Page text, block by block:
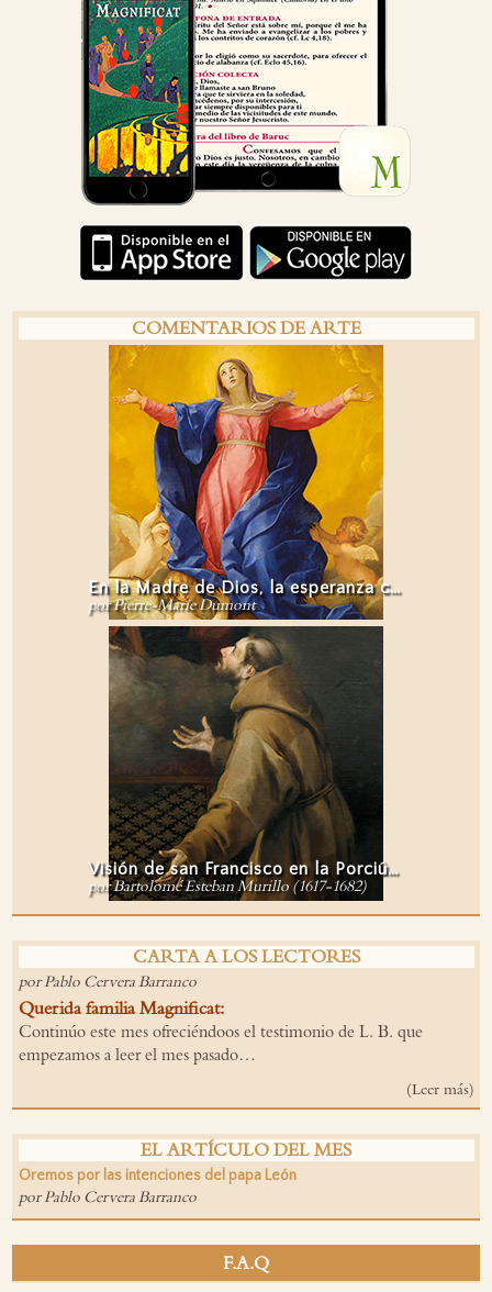
COMENTARIOS DE ARTE
En la Madre de Dios, la esperanza cristiana encuentra su mayor testimonio
por Pierre-Marie Dumont
Visión de san Francisco en la Porciúncula
por Bartolomé Esteban Murillo (1617-1682)
CARTA A LOS LECTORES
por Pablo Cervera Barranco
Querida familiaMagnificat:
Continúo este mes ofreciéndoos el testimonio de L. B. que
empezamos a leer el mes pasado…
(Leer más)
EL ARTÍCULO DEL MES
Oremos por las intenciones del papa León
por Pablo Cervera Barranco
F.A.Q